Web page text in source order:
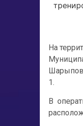
На
1.
В